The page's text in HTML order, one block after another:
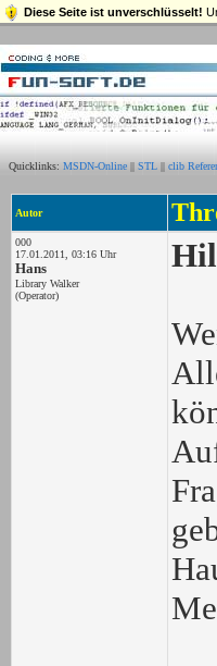
Diese Seite ist unverschlüsselt!
Quicklinks: MSDN-Online || STL || clib
Autor
000
17.01.2011, 03:16 Uhr
Hans
Library Walker
(Operator)